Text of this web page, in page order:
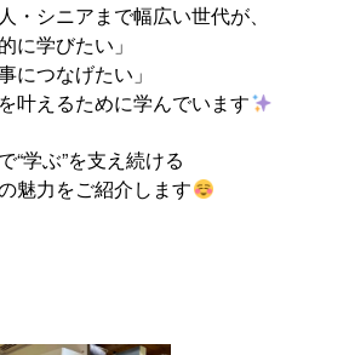
・シニアまで幅広い世代が、
に学びたい」
につなげたい」
叶えるために学んでいます
“学ぶ”を支え続ける
魅力をご紹介します